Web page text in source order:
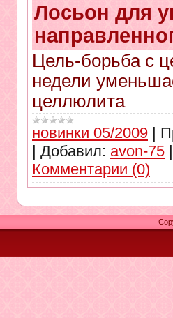
Лосьон для
Цель-борьба с
недели
целлюлита
новинки 05/2009 |
| Добавил: avon-75
Комментарии (0)